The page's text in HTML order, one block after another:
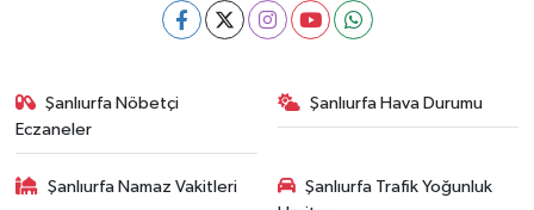
Şanlıurfa Nöbetçi
Eczaneler
Şanlıurfa Hava Durumu
Şanlıurfa Namaz Vakitleri
Şanlıurfa Trafik Yoğunluk